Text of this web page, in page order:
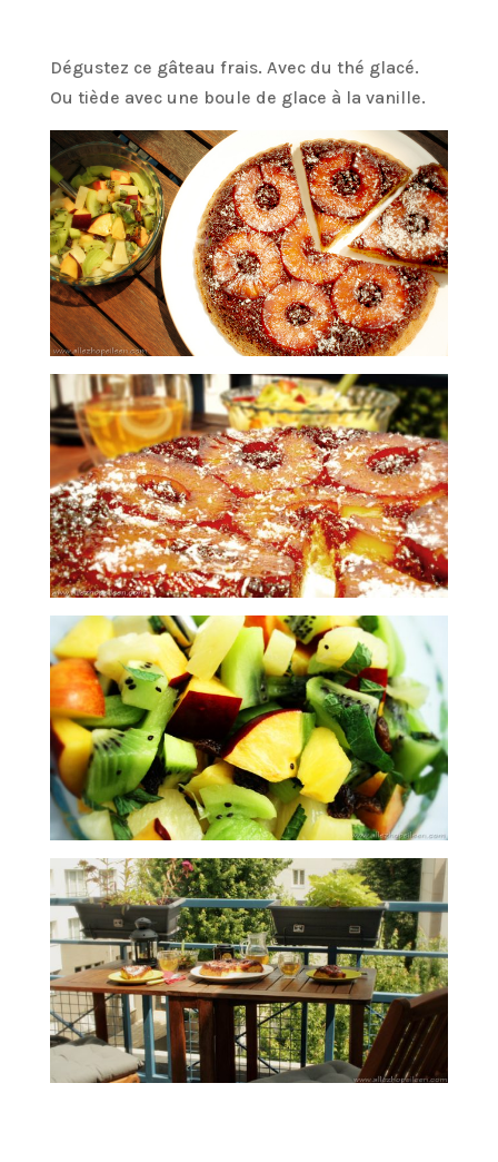
Dégustez ce gâteau frais. Avec du thé glacé.
Ou tiède avec une boule de glace à la vanille.